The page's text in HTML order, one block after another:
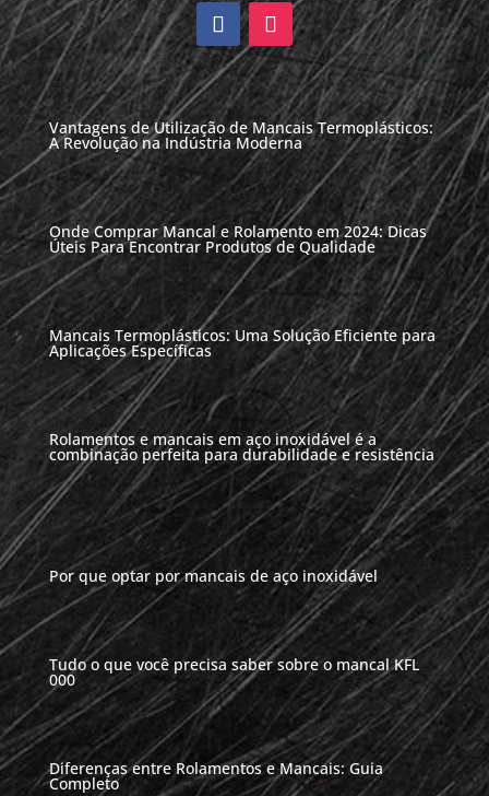
Vantagens de Utilização de Mancais Termoplásticos:
A Revolução na Indústria Moderna
Onde Comprar Mancal e Rolamento em 2024: Dicas
Úteis Para Encontrar Produtos de Qualidade
Mancais Termoplásticos: Uma Solução Eficiente para
Aplicações Específicas
Rolamentos e mancais em aço inoxidável é a
combinação perfeita para durabilidade e resistência
Por que optar por mancais de aço inoxidável
Tudo o que você precisa saber sobre o mancal KFL
000
Diferenças entre Rolamentos e Mancais: Guia
Completo